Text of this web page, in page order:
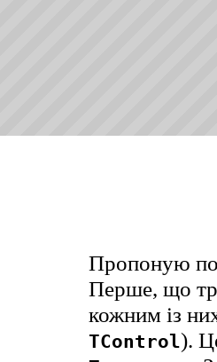
Пропоную
Перше, що
кожним із
TControl).